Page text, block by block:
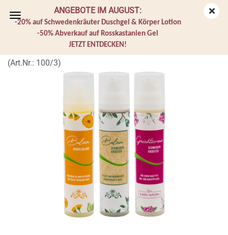
ANGEBOTE IM AUGUST:
-20% auf Schwedenkräuter Duschgel & Körper Lotion
-50% Abverkauf auf Rosskastanien Gel
JETZT ENTDECKEN!
(Art.Nr.: 100/3)